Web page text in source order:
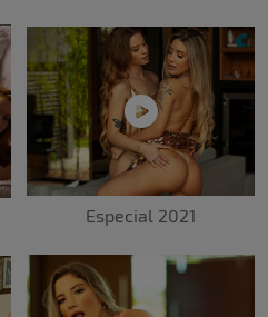
Especial 2021